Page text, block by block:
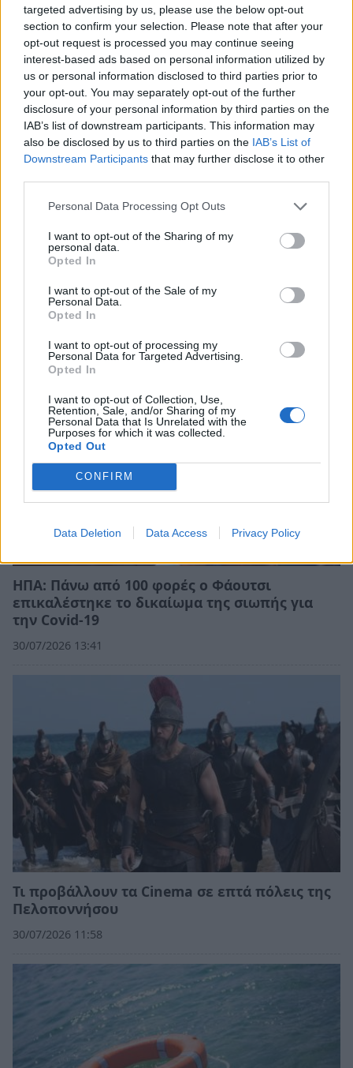
targeted advertising by us, please use the below opt-out
section to confirm your selection. Please note that after your
opt-out request is processed you may continue seeing
interest-based ads based on personal information utilized by
us or personal information disclosed to third parties prior to
your opt-out. You may separately opt-out of the further
disclosure of your personal information by third parties on the
IAB’s list of downstream participants. This information may
also be disclosed by us to third parties on the IAB’s List of
Downstream Participants that may further disclose it to other
Personal Data Processing Opt Outs
I want to opt-out of the Sharing of my
personal data.
Opted In
I want to opt-out of the Sale of my
Personal Data.
Opted In
I want to opt-out of processing my
Personal Data for Targeted Advertising.
Opted In
I want to opt-out of Collection, Use,
Retention, Sale, and/or Sharing of my
Personal Data that Is Unrelated with the
Purposes for which it was collected.
Opted Out
CONFIRM
Data Deletion Data Access Privacy Policy
Τι προβάλλουν τα Cinema σε επτά πόλεις της
Πελοποννήσου
06/08/2026 15:12
Οδηγίες για την καταγραφή ζημιών από τις
πυρκαγιές σε Φίχτια, Μπόρσα και Κουτσοπόδι
05/08/2026 18:47
ΗΠΑ: Πάνω από 100 φορές ο Φάουτσι
επικαλέστηκε το δικαίωμα της σιωπής για
την Covid-19
30/07/2026 13:41
Τι προβάλλουν τα Cinema σε επτά πόλεις της
Πελοποννήσου
30/07/2026 11:58